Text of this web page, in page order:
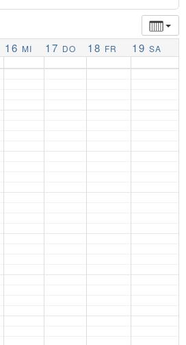
16 MI 17 DO 18 FR 19 SA